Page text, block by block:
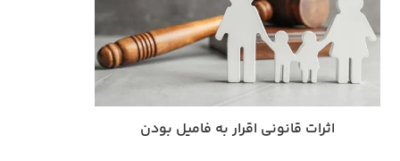
اثرات قانونی اقرار به فامیل بودن